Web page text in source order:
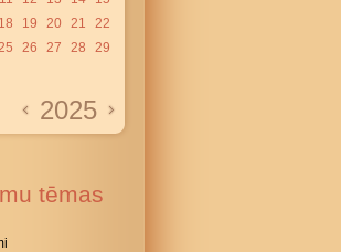
18 19 20 21
22
26 27 28
29
2025
tēmas